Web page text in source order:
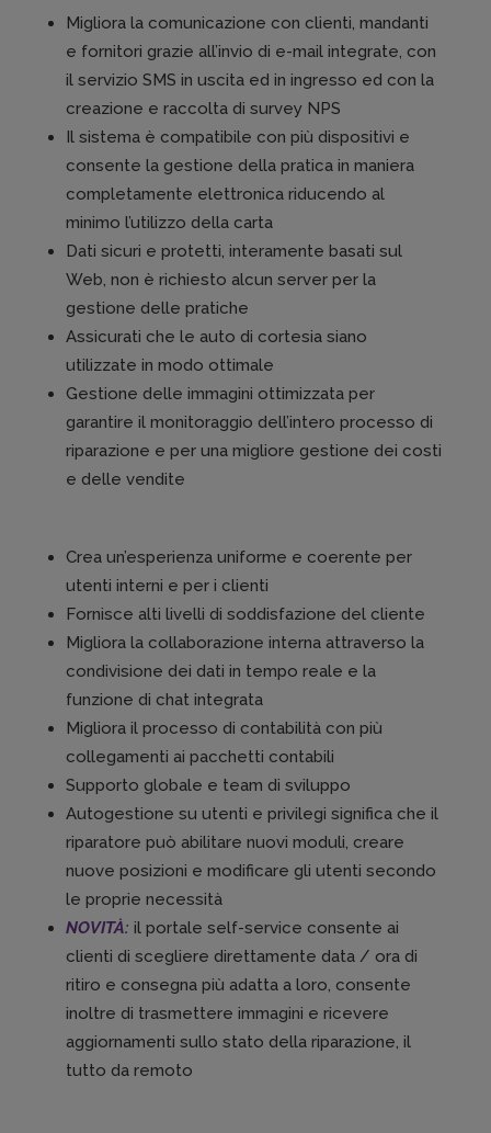
Migliora la comunicazione con clienti, mandanti
e fornitori grazie all’invio di e-mail integrate, con
il servizio SMS in uscita ed in ingresso ed con la
creazione e raccolta di survey NPS
Il sistema è compatibile con più dispositivi e
consente la gestione della pratica in maniera
completamente elettronica riducendo al
minimo l’utilizzo della carta
Dati sicuri e protetti, interamente basati sul
Web, non è richiesto alcun server per la
gestione delle pratiche
Assicurati che le auto di cortesia siano
utilizzate in modo ottimale
Gestione delle immagini ottimizzata per
garantire il monitoraggio dell’intero processo di
riparazione e per una migliore gestione dei costi
e delle vendite
Crea un’esperienza uniforme e coerente per
utenti interni e per i clienti
Fornisce alti livelli di soddisfazione del cliente
Migliora la collaborazione interna attraverso la
condivisione dei dati in tempo reale e la
funzione di chat integrata
Migliora il processo di contabilità con più
collegamenti ai pacchetti contabili
Supporto globale e team di sviluppo
Autogestione su utenti e privilegi significa che il
riparatore può abilitare nuovi moduli, creare
nuove posizioni e modificare gli utenti secondo
le proprie necessità
NOVITÀ: il portale self-service consente ai
clienti di scegliere direttamente data / ora di
ritiro e consegna più adatta a loro, consente
inoltre di trasmettere immagini e ricevere
aggiornamenti sullo stato della riparazione, il
tutto da remoto